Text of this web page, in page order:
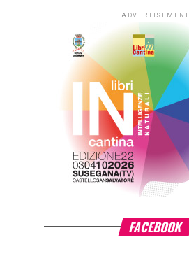
ADVERTISEMENT
FACEBOOK